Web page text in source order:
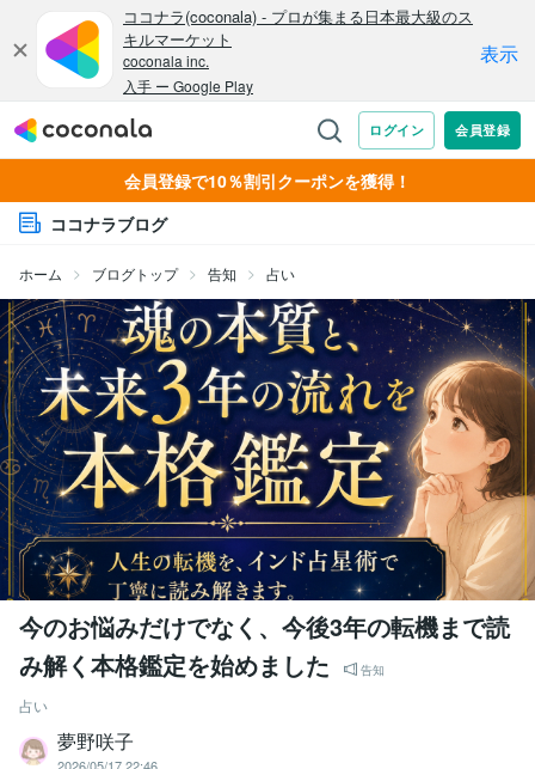
会員登録で10％割引クーポンを獲得！
ココナラブログ
ホーム ブログトップ 告知 占い
今のお悩みだけでなく、今後3年の転機まで読
み解く本格鑑定を始めました
告知
占い
夢野咲子
2026/05/17 22:46